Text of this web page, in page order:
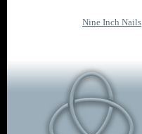
Nine Inch Nails